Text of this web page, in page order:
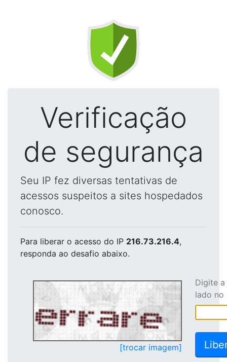
Verificação
de segurança
Seu IP fez diversas tentativas de
acessos suspeitos a sites hospedados
conosco.
Para liberar o acesso do IP 216.73.216.4,
responda ao desafio abaixo.
[trocar imagem]
Digite
lado no